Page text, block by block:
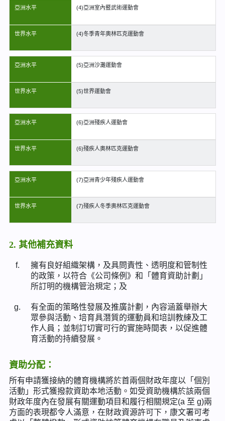
亞洲水平 (4)亞洲室內暨武術運動會
世界水平 (4)冬季青年奧林匹克運動會
亞洲水平 (5)亞洲沙灘運動會
世界水平 (5)世界運動會
亞洲水平 (6)亞洲殘疾人運動會
世界水平 (6)殘疾人奧林匹克運動會
亞洲水平 (7)亞洲青少年殘疾人運動會
世界水平 (7)殘疾人冬季奧林匹克運動會
2. 其他補充資料
f.
擁有良好組織架構，及具問責性、透明度和管制性
的政策，以符合《公司條例》和「體育資助計劃」
所訂明的機構管治規定；及
g.
有全面的策略性發展及推廣計劃，內容涵蓋舉辦大
眾參與活動、培育具潛質的運動員和培訓教練及工
作人員；並制訂切實可行的實施時間表，以促進體
育活動的持續發展。
資助分配：
所有申請獲接納的體育機構將於首兩個財政年度以「個別
活動」形式獲撥款資助本地活動。如受資助機構於該兩個
財政年度內在發展有關運動項目和履行相關規定(a 至 g)兩
方面的表現都令人滿意，在財政資源許可下，康文署可考